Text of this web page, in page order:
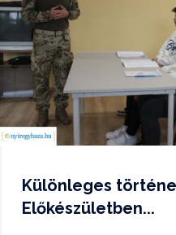
Különleges
Előkészületben...